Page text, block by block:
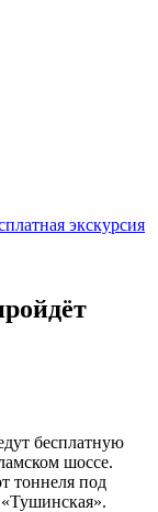
экскурсия
бесплатную
шоссе.
тоннеля под